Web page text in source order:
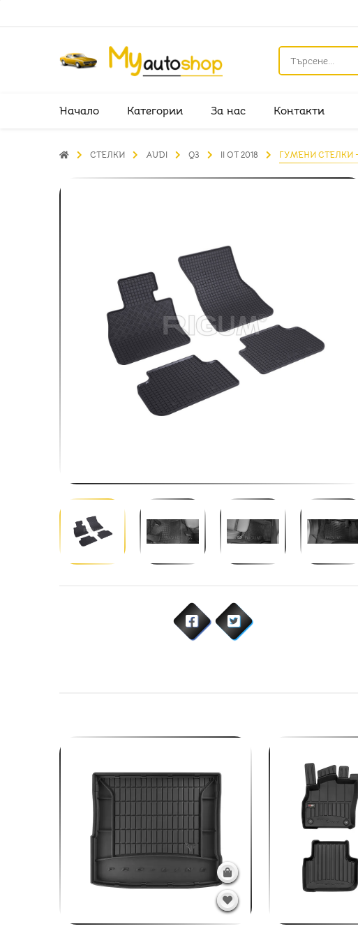
Начало Категории За нас Контакти
СТЕЛКИ AUDI Q3 II ОТ 2018 ГУМЕНИ СТЕЛКИ -